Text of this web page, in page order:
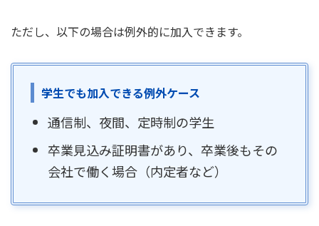
ただし、以下の場合は例外的に加入できます。
学生でも加入できる例外ケース
通信制、夜間、定時制の学生
卒業見込み証明書があり、卒業後もその
会社で働く場合（内定者など）